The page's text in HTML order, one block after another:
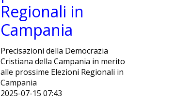
Regionali in
Campania
Precisazioni della Democrazia
Cristiana della Campania in merito
alle prossime Elezioni Regionali in
Campania
2025-07-15 07:43